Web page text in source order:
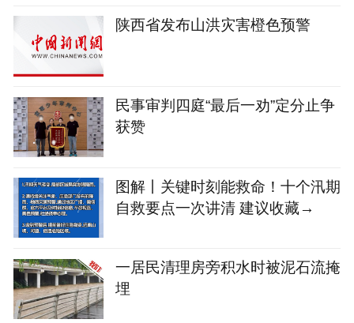
陕西省发布山洪灾害橙色预警
民事审判四庭“最后一劝”定分止争
获赞
图解丨关键时刻能救命！十个汛期
自救要点一次讲清 建议收藏→
一居民清理房旁积水时被泥石流掩
埋